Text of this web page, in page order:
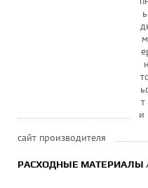
и
сайт производителя
РАСХОДНЫЕ